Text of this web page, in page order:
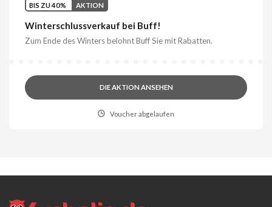
BIS ZU 40% AKTION
Winterschlussverkauf bei Buff!
Zum Ende des Winters belohnt Buff Sie mit Rabatten.
DIE AKTION ANSEHEN
Voucher abgelaufen